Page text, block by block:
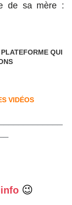
de sa mère :
QUI
VIDÉOS
😉